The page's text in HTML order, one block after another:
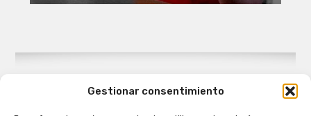
Gestionar consentimiento